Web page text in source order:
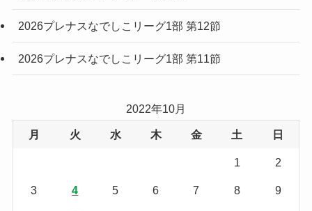
2026プレナスなでしこリーグ1部 第12節
2026プレナスなでしこリーグ1部 第11節
2022年10月
月 火 水 木 金 土 日
1 2
3 4 5 6 7 8 9